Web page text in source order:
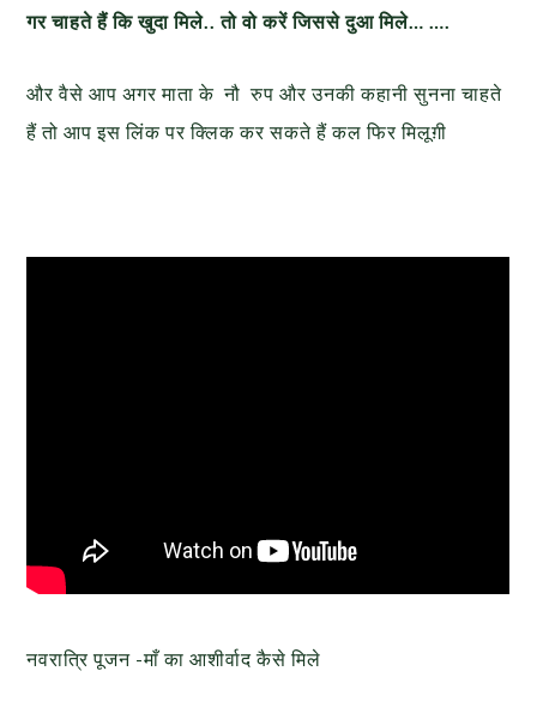
गर चाहते हैं कि खुदा मिले.. तो वो करें जिससे दुआ मिले… ….
और वैसे आप अगर माता के नौ रुप और उनकी कहानी सुनना चाहते
हैं तो आप इस लिंक पर क्लिक कर सकते हैं कल फिर मिलूग़ी
नवरात्रि पूजन -माँ का आशीर्वाद कैसे मिले